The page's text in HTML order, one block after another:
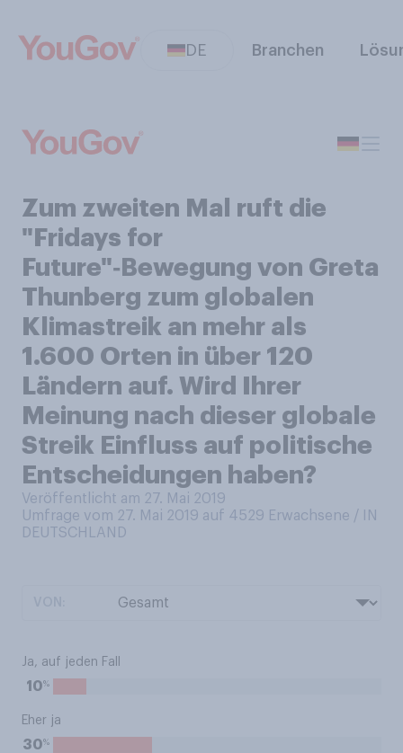
DE Branchen
Zum zweiten Mal ruft die
"Fridays for
Future"‑Bewegung von Greta
Thunberg zum globalen
Klimastreik an mehr als
1.600 Orten in über 120
Ländern auf. Wird Ihrer
Meinung nach dieser globale
Streik Einfluss auf politische
Entscheidungen haben?
Veröffentlicht am 27. Mai 2019
Umfrage vom 27. Mai 2019 auf 4529 Erwachsene / IN
DEUTSCHLAND
Ja, auf jeden Fall
10%
Eher ja
30%